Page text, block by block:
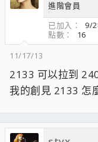
進階會員
已加入
9/
點數
16
11/17/13
2133 可以拉到
我的創見 2133 怎